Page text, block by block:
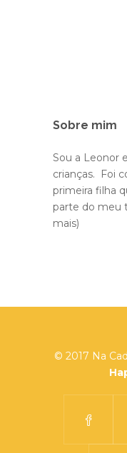
Sobre mim
Sou a Leonor
crianças. Foi
primeira filha
parte do meu
mais)
© 2017 Na